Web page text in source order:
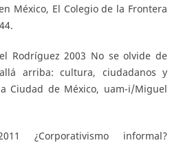
México, El Colegio de la Frontera
Rodríguez 2003 No se olvide de
arriba: cultura, ciudadanos y
Ciudad de México, uam-i/Miguel
¿Corporativismo informal?